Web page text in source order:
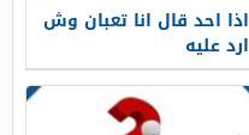
اذا احد قال انا تعبان وش
ارد عليه